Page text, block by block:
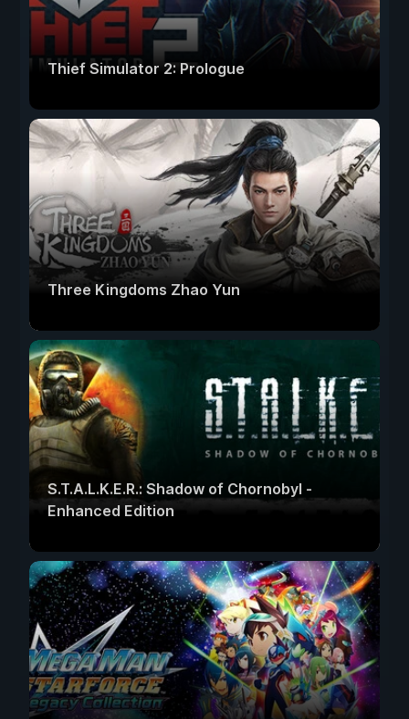
Thief Simulator 2: Prologue
Three Kingdoms Zhao Yun
S.T.A.L.K.E.R.: Shadow of Chornobyl -
Enhanced Edition